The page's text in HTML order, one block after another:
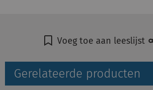
Voeg toe aan leeslijst
Gerelateerde producten